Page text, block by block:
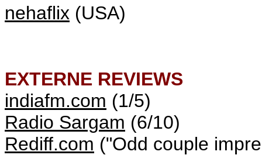
nehaflix (USA)
EXTERNE REVIEWS
indiafm.com (1/5)
Radio Sargam (6/10)
Rediff.com ("Odd couple